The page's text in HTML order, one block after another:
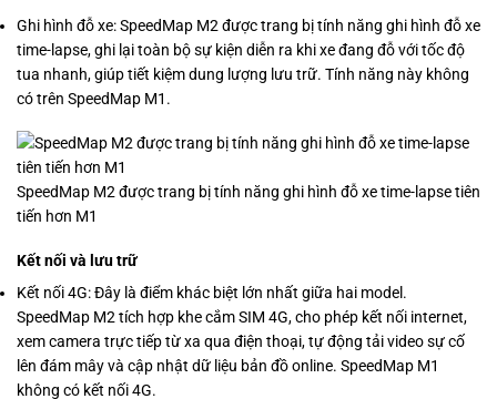
Ghi hình đỗ xe: SpeedMap M2 được trang bị tính năng ghi hình đỗ xe
time-lapse, ghi lại toàn bộ sự kiện diễn ra khi xe đang đỗ với tốc độ
tua nhanh, giúp tiết kiệm dung lượng lưu trữ. Tính năng này không
có trên SpeedMap M1.
SpeedMap M2 được trang bị tính năng ghi hình đỗ xe time-lapse tiên
tiến hơn M1
Kết nối và lưu trữ
Kết nối 4G: Đây là điểm khác biệt lớn nhất giữa hai model.
SpeedMap M2 tích hợp khe cắm SIM 4G, cho phép kết nối internet,
xem camera trực tiếp từ xa qua điện thoại, tự động tải video sự cố
lên đám mây và cập nhật dữ liệu bản đồ online. SpeedMap M1
không có kết nối 4G.